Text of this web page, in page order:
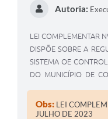
Autoria:
LEI COMPLEMENTAR
DISPÕE SOBRE A
SISTEMA OE
DO MUNICÍPIO DE
Obs: LEI
JULHO DE 2023